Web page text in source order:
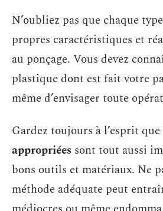
N’oubliez pas que chaque
propres caractéristiques et
au ponçage. Vous devez
plastique dont est fait votre
même d’envisager toute
Gardez toujours à l’esprit que
appropriées sont tout aussi
bons outils et matériaux. Ne
méthode adéquate peut